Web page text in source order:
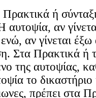
ή
αν
αν γίνεται
Στα Πρακτικά ή
της αυτοψίας,
το
πρέπει στα